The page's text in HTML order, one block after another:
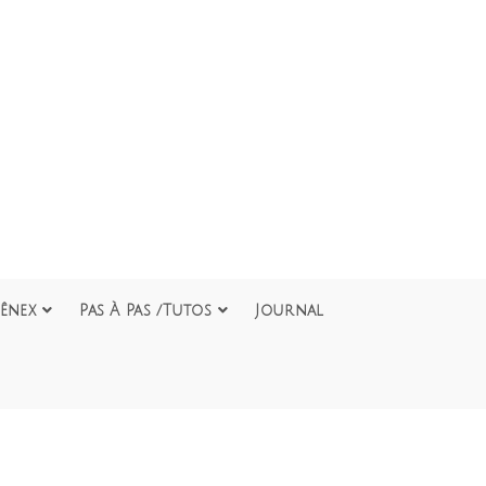
Pas À Pas /Tutos Journal